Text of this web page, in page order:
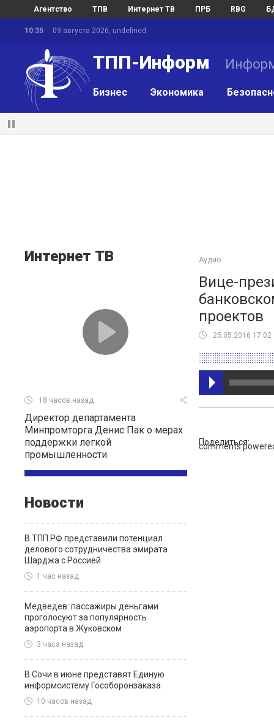
Агентство ТПВ Интернет ТВ ПРБ RBG
10:35 09 августа 2026, undefined
ТПП-Информ
Бизнес Экономика
Интернет ТВ
18 часов назад
Директор департамента
Минпромторга Денис Пак о мерах
поддержки легкой
промышленности
Новости
В ТПП РФ представили потенциал
делового сотрудничества эмирата
Шарджа с Россией
1 час назад
Медведев: пассажиры деньгами
проголосуют за популярность
аэропорта в Жуковском
3 часа назад
В Сочи в июне представят Единую
информсистему Гособоронзаказа
10 часов назад
Аудио
Вице-
проектов
25.05.2016 17:02
Поделиться:
comments